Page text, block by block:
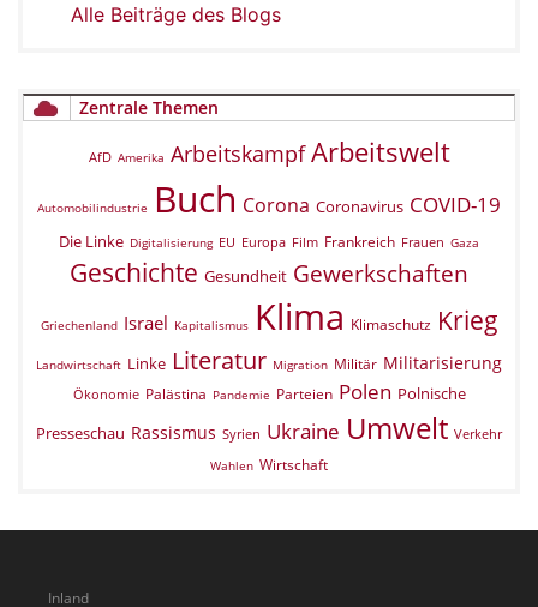
Alle Beiträge des Blogs
Zentrale Themen
AfD Amerika Arbeitskampf Arbeitswelt
Automobilindustrie Buch Corona Coronavirus COVID-19
Die Linke Digitalisierung EU Europa Film Frankreich Frauen Gaza
Geschichte Gesundheit Gewerkschaften
Griechenland Israel Kapitalismus Klima Klimaschutz Krieg
Landwirtschaft Linke Literatur Migration Militär Militarisierung
Ökonomie Palästina Pandemie Parteien Polen Polnische
Presseschau Rassismus Syrien Ukraine Umwelt Verkehr
Wahlen Wirtschaft
Inland